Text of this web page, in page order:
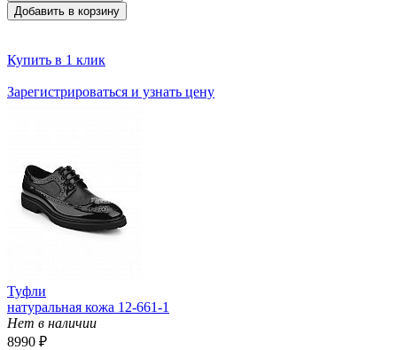
Добавить в корзину
Купить в 1 клик
Зарегистрироваться и узнать цену
Туфли
натуральная кожа 12-661-1
Нет в наличии
8990 ₽